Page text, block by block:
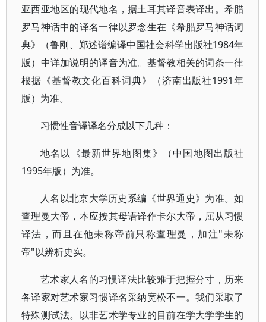
亚西亚地区的现代地名，据土耳其译音表译出。希腊
罗马神话中的译名一律以罗念生在《希腊罗马神话词
典》（鲁刚、郑述谱编译中国社会科学出版社1984年
版）中详加说明的译音为准。基督教相关的词条一律
根据《基督教文化百科词典》（济南出版社1991年
版）为准。
习惯性音译译名分成以下几种：
地名以《最新世界地图集》（中国地图出版社
1995年版）为准。
人名以北京大学历史系编《世界通史》为准。如
查理曼大帝，本应按其母语译作卡尔大帝，屈从习惯
译法，而且在他未称帝前只称查理曼，加注"未称
帝"以辨析史实。
艺术家人名的习惯译法比较难于把握分寸，历来
各译家对艺术家习惯译名采纳宽松不一。我们采取了
特殊测试法。以非艺术学专业的目前在学大学学生的